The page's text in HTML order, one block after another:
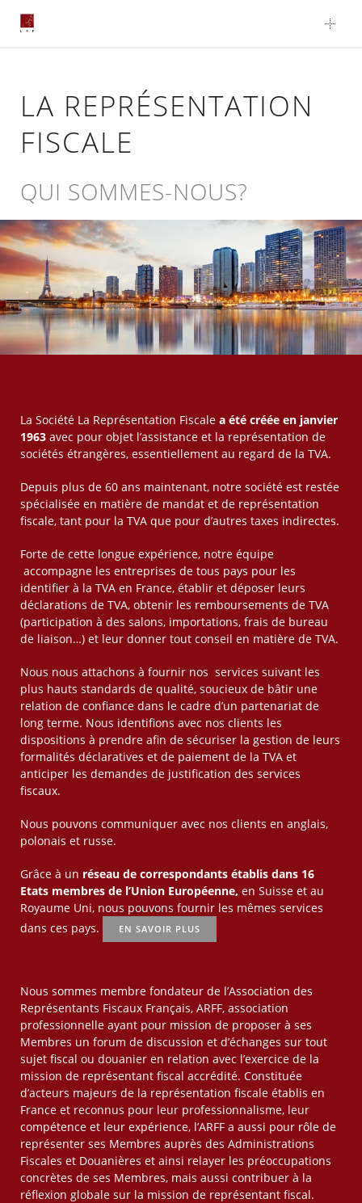
Skip to content
LA REPRÉSENTATION
FISCALE
QUI SOMMES-NOUS?
La Société La Représentation Fiscale a été créée en janvier
1963 avec pour objet l’assistance et la représentation de
sociétés étrangères, essentiellement au regard de la TVA.
Depuis plus de 60 ans maintenant, notre société est restée
spécialisée en matière de mandat et de représentation
fiscale, tant pour la TVA que pour d’autres taxes indirectes.
Forte de cette longue expérience, notre équipe
accompagne les entreprises de tous pays pour les
identifier à la TVA en France, établir et déposer leurs
déclarations de TVA, obtenir les remboursements de TVA
(participation à des salons, importations, frais de bureau
de liaison…) et leur donner tout conseil en matière de TVA.
Nous nous attachons à fournir nos services suivant les
plus hauts standards de qualité, soucieux de bâtir une
relation de confiance dans le cadre d’un partenariat de
long terme. Nous identifions avec nos clients les
dispositions à prendre afin de sécuriser la gestion de leurs
formalités déclaratives et de paiement de la TVA et
anticiper les demandes de justification des services
fiscaux.
Nous pouvons communiquer avec nos clients en anglais,
polonais et russe.
Grâce à un réseau de correspondants établis dans 16
Etats membres de l’Union Européenne, en Suisse et au
Royaume Uni, nous pouvons fournir les mêmes services
dans ces pays.
EN SAVOIR PLUS
Nous sommes membre fondateur de l’Association des
Représentants Fiscaux Français, ARFF, association
professionnelle ayant pour mission de proposer à ses
Membres un forum de discussion et d’échanges sur tout
sujet fiscal ou douanier en relation avec l’exercice de la
mission de représentant fiscal accrédité. Constituée
d’acteurs majeurs de la représentation fiscale établis en
France et reconnus pour leur professionnalisme, leur
compétence et leur expérience, l’ARFF a aussi pour rôle de
représenter ses Membres auprès des Administrations
Fiscales et Douanières et ainsi relayer les préoccupations
concrètes de ses Membres, mais aussi contribuer à la
réflexion globale sur la mission de représentant fiscal.